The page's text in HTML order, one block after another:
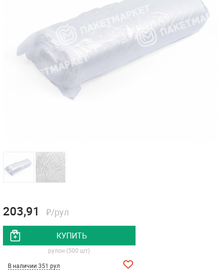
203,91 ₽/рул
КУПИТЬ
рулон (500 шт)
В наличии 351 рул